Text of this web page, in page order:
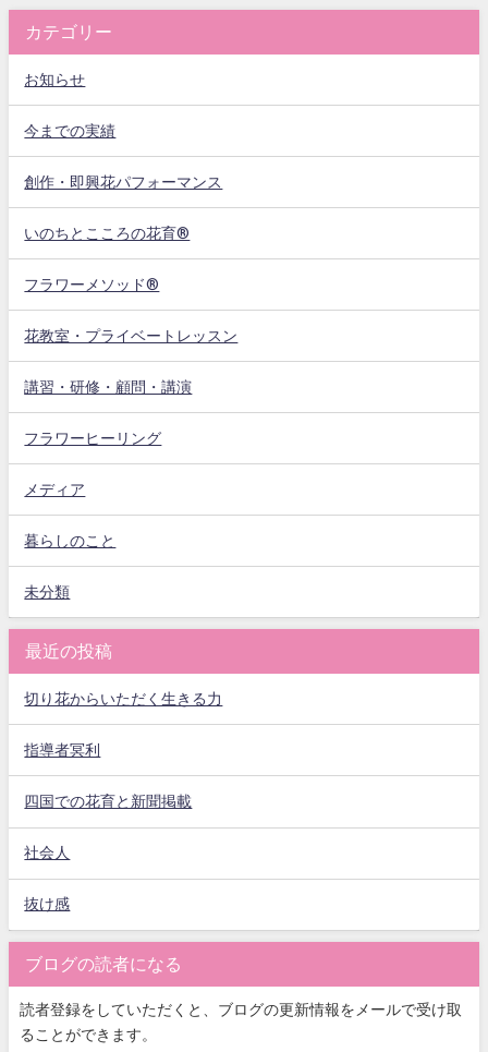
カテゴリー
お知らせ
今までの実績
創作・即興花パフォーマンス
いのちとこころの花育®
フラワーメソッド®
花教室・プライベートレッスン
講習・研修・顧問・講演
フラワーヒーリング
メディア
暮らしのこと
未分類
最近の投稿
切り花からいただく生きる力
指導者冥利
四国での花育と新聞掲載
社会人
抜け感
ブログの読者になる
読者登録をしていただくと、ブログの更新情報をメールで受け取
ることができます。